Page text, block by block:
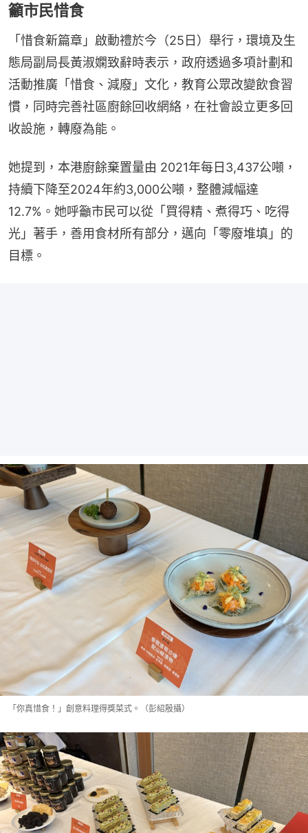
籲市民惜食
「惜食新篇章」啟動禮於今（25日）舉行，環境及生
態局副局長黃淑嫻致辭時表示，政府透過多項計劃和
活動推廣「惜食、減廢」文化，教育公眾改變飲食習
慣，同時完善社區廚餘回收網絡，在社會設立更多回
收設施，轉廢為能。
她提到，本港廚餘棄置量由 2021年每日3,437公噸，
持續下降至2024年約3,000公噸，整體減幅達
12.7%。她呼籲市民可以從「買得精、煮得巧、吃得
光」著手，善用食材所有部分，邁向「零廢堆填」的
目標。
「你真惜食！」創意料理得獎菜式。（彭紹殷攝）